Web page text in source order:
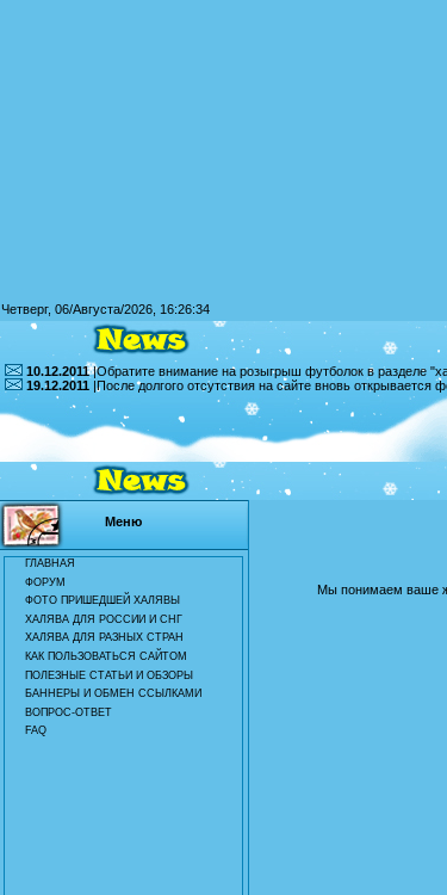
Четверг, 06/Августа/2026, 16:26:34
10.12.2011|Обратите внимание на розыгрыш футболок в разделе
19.12.2011 |После долгого отсутствия на сайте вновь открывается
Меню
ГЛАВНАЯ
ФОРУМ
ФОТО ПРИШЕДШЕЙ ХАЛЯВЫ
ХАЛЯВА ДЛЯ РОССИИ И СНГ
ХАЛЯВА ДЛЯ РАЗНЫХ СТРАН
КАК ПОЛЬЗОВАТЬСЯ САЙТОМ
ПОЛЕЗНЫЕ СТАТЬИ И ОБЗОРЫ
БАННЕРЫ И ОБМЕН ССЫЛКАМИ
ВОПРОС-ОТВЕТ
FAQ
Мы понимаем ваше